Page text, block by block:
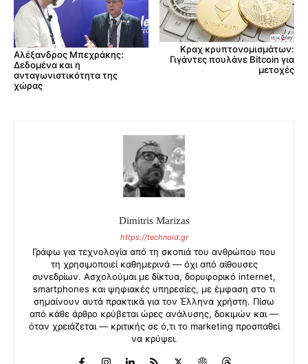
Αλέξανδρος Μπεχράκης:
Δεδομένα και η
ανταγωνιστικότητα της
χώρας
Κραχ κρυπτονομισμάτων:
Γιγάντες πουλάνε Bitcoin για
μετοχές
Dimitris Marizas
https://technoid.gr
Γράφω για τεχνολογία από τη σκοπιά του ανθρώπου που
τη χρησιμοποιεί καθημερινά — όχι από αίθουσες
συνεδρίων. Ασχολούμαι με δίκτυα, δορυφορικό internet,
smartphones και ψηφιακές υπηρεσίες, με έμφαση στο τι
σημαίνουν αυτά πρακτικά για τον Έλληνα χρήστη. Πίσω
από κάθε άρθρο κρύβεται ώρες ανάλυσης, δοκιμών και —
όταν χρειάζεται — κριτικής σε ό,τι το marketing προσπαθεί
να κρύψει.